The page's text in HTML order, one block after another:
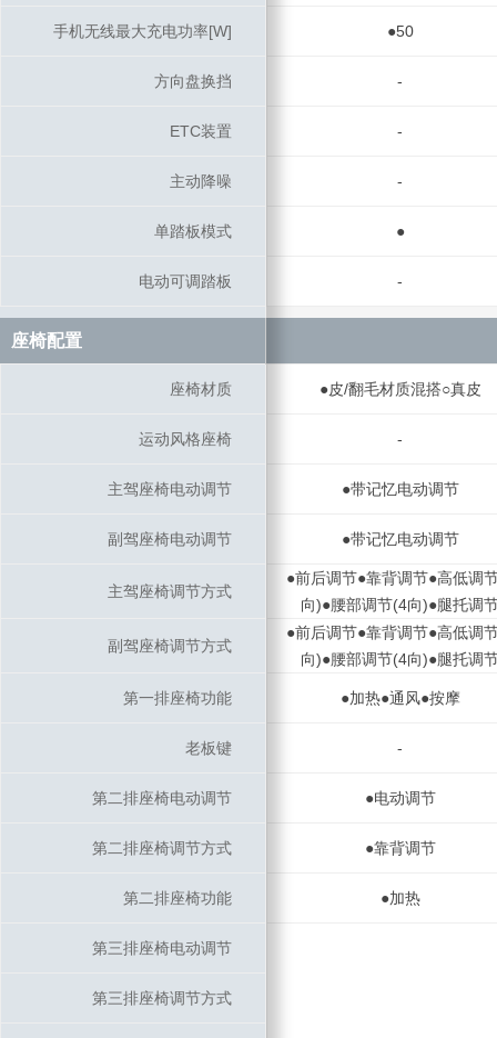
手机无线最大充电功率[W] ●50
方向盘换挡 -
ETC装置 -
主动降噪 -
单踏板模式 ●
电动可调踏板 -
座椅配置
座椅材质 ●皮/翻毛材质混搭○真皮
运动风格座椅 -
主驾座椅电动调节 ●带记忆电动调节
副驾座椅电动调节 ●带记忆电动调节
主驾座椅调节方式
●前后调节●靠背调节●高低调
向)●腰部调节(4向)●腿托调
副驾座椅调节方式
●前后调节●靠背调节●高低调
向)●腰部调节(4向)●腿托调
第一排座椅功能 ●加热●通风●按摩
老板键 -
第二排座椅电动调节 ●电动调节
第二排座椅调节方式 ●靠背调节
第二排座椅功能 ●加热
第三排座椅电动调节
第三排座椅调节方式
手机无线最大充电功率[W]
方向盘换挡
ETC装置
主动降噪
单踏板模式
电动可调踏板
座椅配置
座椅材质
运动风格座椅
主驾座椅电动调节
副驾座椅电动调节
主驾座椅调节方式
副驾座椅调节方式
第一排座椅功能
老板键
第二排座椅电动调节
第二排座椅调节方式
第二排座椅功能
第三排座椅电动调节
第三排座椅调节方式